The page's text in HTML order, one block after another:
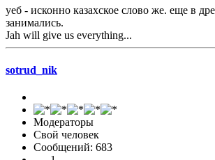
уеб - исконно казахское слово же. еще в
занимались.
Jah will give us everything...
sotrud_nik
Модераторы
Свой человек
Сообщений: 683